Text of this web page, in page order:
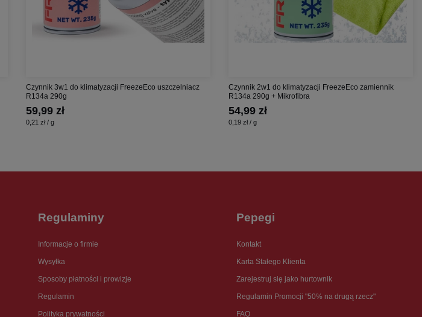
Czynnik 3w1 do klimatyzacji FreezeEco uszczelniacz
R134a 290g
59,99 zł
0,21 zł / g
Czynnik 2w1 do klimatyzacji FreezeEco zamiennik
R134a 290g + Mikrofibra
54,99 zł
0,19 zł / g
Regulaminy
Informacje o firmie
Wysyłka
Sposoby płatności i prowizje
Regulamin
Polityka prywatności
Pepegi
Kontakt
Karta Stałego Klienta
Zarejestruj się jako hurtownik
Regulamin Promocji "50% na drugą rzecz"
FAQ